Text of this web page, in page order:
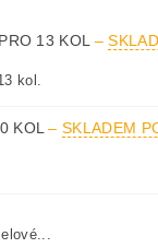
13 KOL –
kol.
KOL–SKLADEM